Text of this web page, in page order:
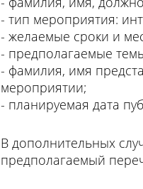
- тип мероприятия:
- желаемые сроки и
- предполагаемые
- фамилия, имя
мероприятии;
- планируемая дата
В дополнительных
предполагаемый